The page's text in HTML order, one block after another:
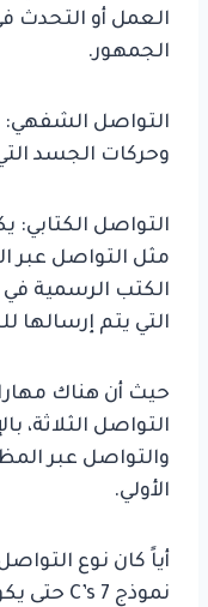
العمل أو التحدث
الجمهور.
التواصل
وحركات الجسد
التواصل الكتابي:
مثل التواصل عبر
الكتب الرسمية
التي يتم إرسالها
حيث أن هناك
التواصل الثلاثة،
والتواصل عبر
الأولي.
أياً كان نوع
نموذج 7 C’s
حتى